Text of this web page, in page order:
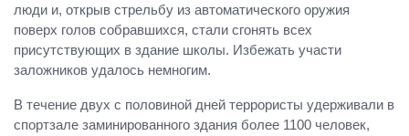
люди и, открыв стрельбу из автоматического оружия
поверх голов собравшихся, стали сгонять всех
присутствующих в здание школы. Избежать участи
заложников удалось немногим.
В течение двух с половиной дней террористы удерживали в
спортзале заминированного здания более 1100 человек,